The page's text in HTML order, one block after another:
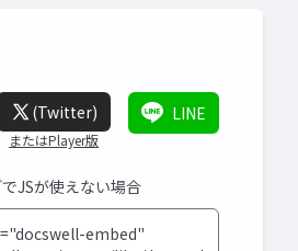
(Twitter)
またはPlayer版
LINE
でJSが使えない場合